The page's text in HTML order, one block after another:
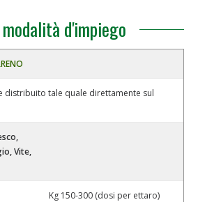
d'impiego
distribuito tale quale direttamente sul
Vite,
Kg 150-300 (dosi per ettaro)